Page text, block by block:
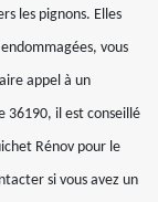
les pignons. Elles
vous
appel à un
36190, il est conseillé
Rénov pour le
si vous avez un